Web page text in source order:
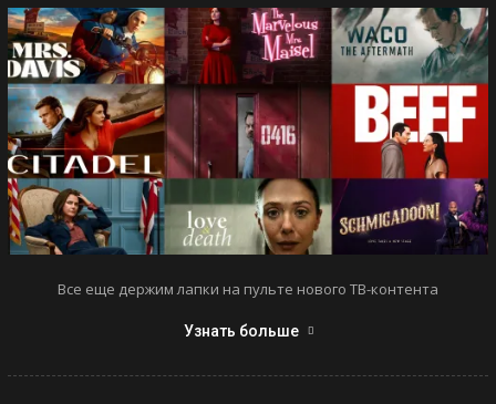
Все еще держим лапки на пульте нового ТВ-контента
Узнать больше